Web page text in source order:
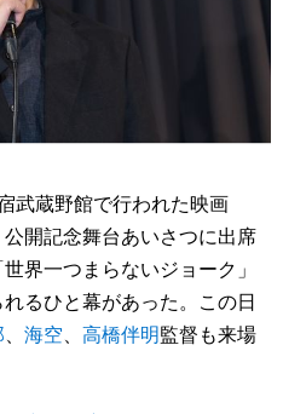
武蔵野館で行われた映画
公開記念舞台あいさつに出席
界一つまらないジョーク」
るひと幕があった。この日
海空 高橋伴明監督も来場